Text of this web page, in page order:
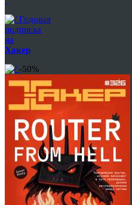
Годовая
подписка
на
Хакер
-50%